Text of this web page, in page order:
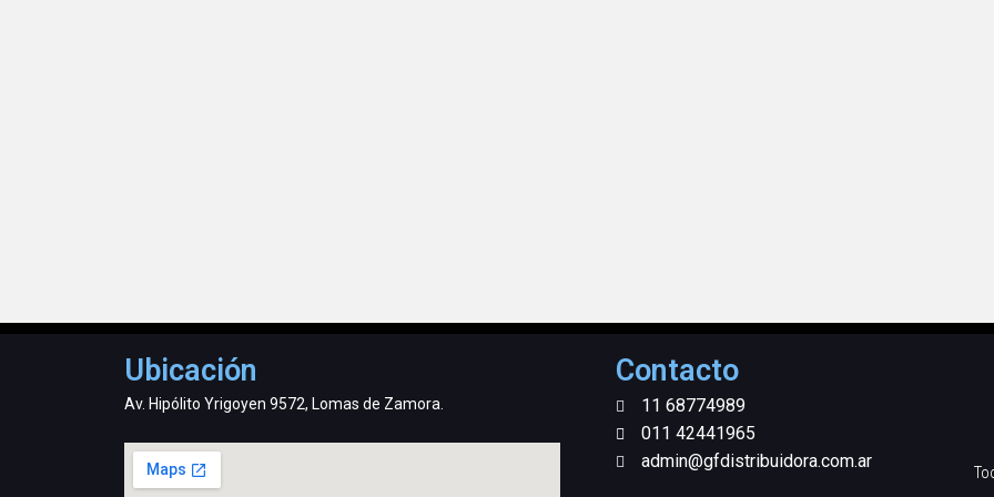
Ubicación
Av. Hipólito Yrigoyen 9572, Lomas de Zamora.
Contacto
11 68774989
011 42441965
admin@gfdistribuidora.com.ar